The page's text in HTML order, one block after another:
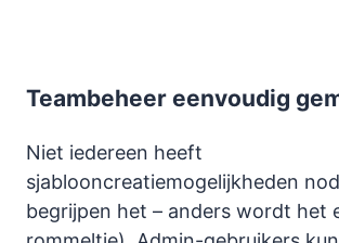
Teambeheer eenvoudig
Niet iedereen heeft
sjablooncreatiemogelijkheden
begrijpen het – anders wordt het